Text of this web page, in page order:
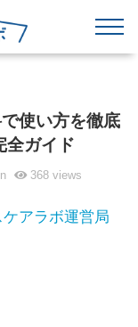
使い方を徹底
全ガイド
368views
アラボ運営局